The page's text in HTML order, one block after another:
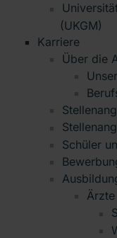
(UKGM)
Karriere
Über die
Schüler
Ärzte